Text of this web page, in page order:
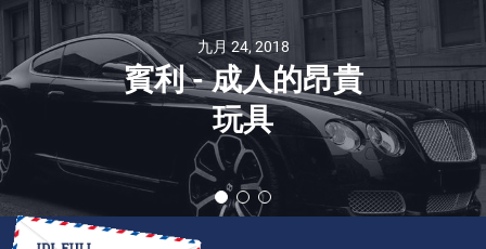
九月 24, 2018
賓利 - 成人的昂貴
玩具